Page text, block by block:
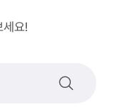
요!